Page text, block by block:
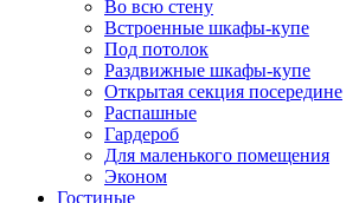
Во всю стену
Встроенные шкафы-купе
Под потолок
Раздвижные шкафы-купе
Открытая секция посередине
Распашные
Гардероб
Для маленького помещения
Эконом
Гостиные